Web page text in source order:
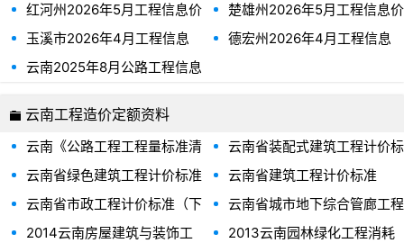
红河州2026年5月工程信息价
楚雄州2026年5月工程信息价
玉溪市2026年4月工程信息
价
德宏州2026年4月工程信息
云南2025年8月公路工程信息
云南工程造价定额资料
云南《公路工程工程量标准清
单及计量规范》
DB53T1362-2025
云南省装配式建筑工程计价标
准下册2020年版
云南省绿色建筑工程计价标准
2020年版
云南省建筑工程计价标准
（上）2020年版
云南省市政工程计价标准（下
册）2020年版
云南省城市地下综合管廊工程
计价标准2020年版
2014云南房屋建筑与装饰工
2013云南园林绿化工程消耗